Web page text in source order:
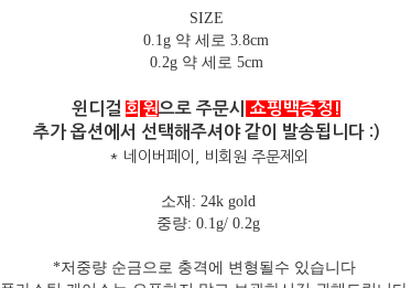
SIZE
0.1g 약 세로 3.8cm
0.2g 약 세로 5cm
윈디걸 회원 으로 주문시
쇼핑백증정!
추가 옵션에서 선택해주셔야 같이 발송됩니다 :)
* 네이버페이, 비회원 주문제외
소재: 24k gold
중량: 0.1g/ 0.2g
*저중량 순금으로 충격에 변형될수 있습니다